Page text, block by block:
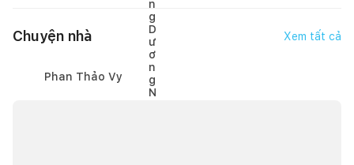
Chuyện nhà Xem tất cả
Phan Thảo Vy